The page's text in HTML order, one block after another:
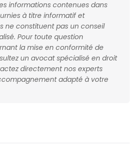
informations contenues dans
à titre informatif et
ne constituent pas un conseil
Pour toute question
la mise en conformité de
un avocat spécialisé en droit
directement nos experts
adapté à votre